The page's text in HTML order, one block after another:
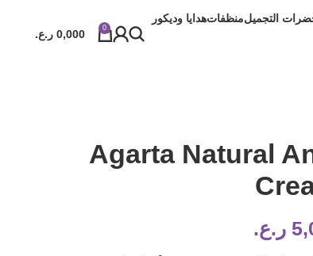
التجميلمنظفاتهدايا وديكور
0
0,000 ر.ع.
Agarta Natural
ر.ع.